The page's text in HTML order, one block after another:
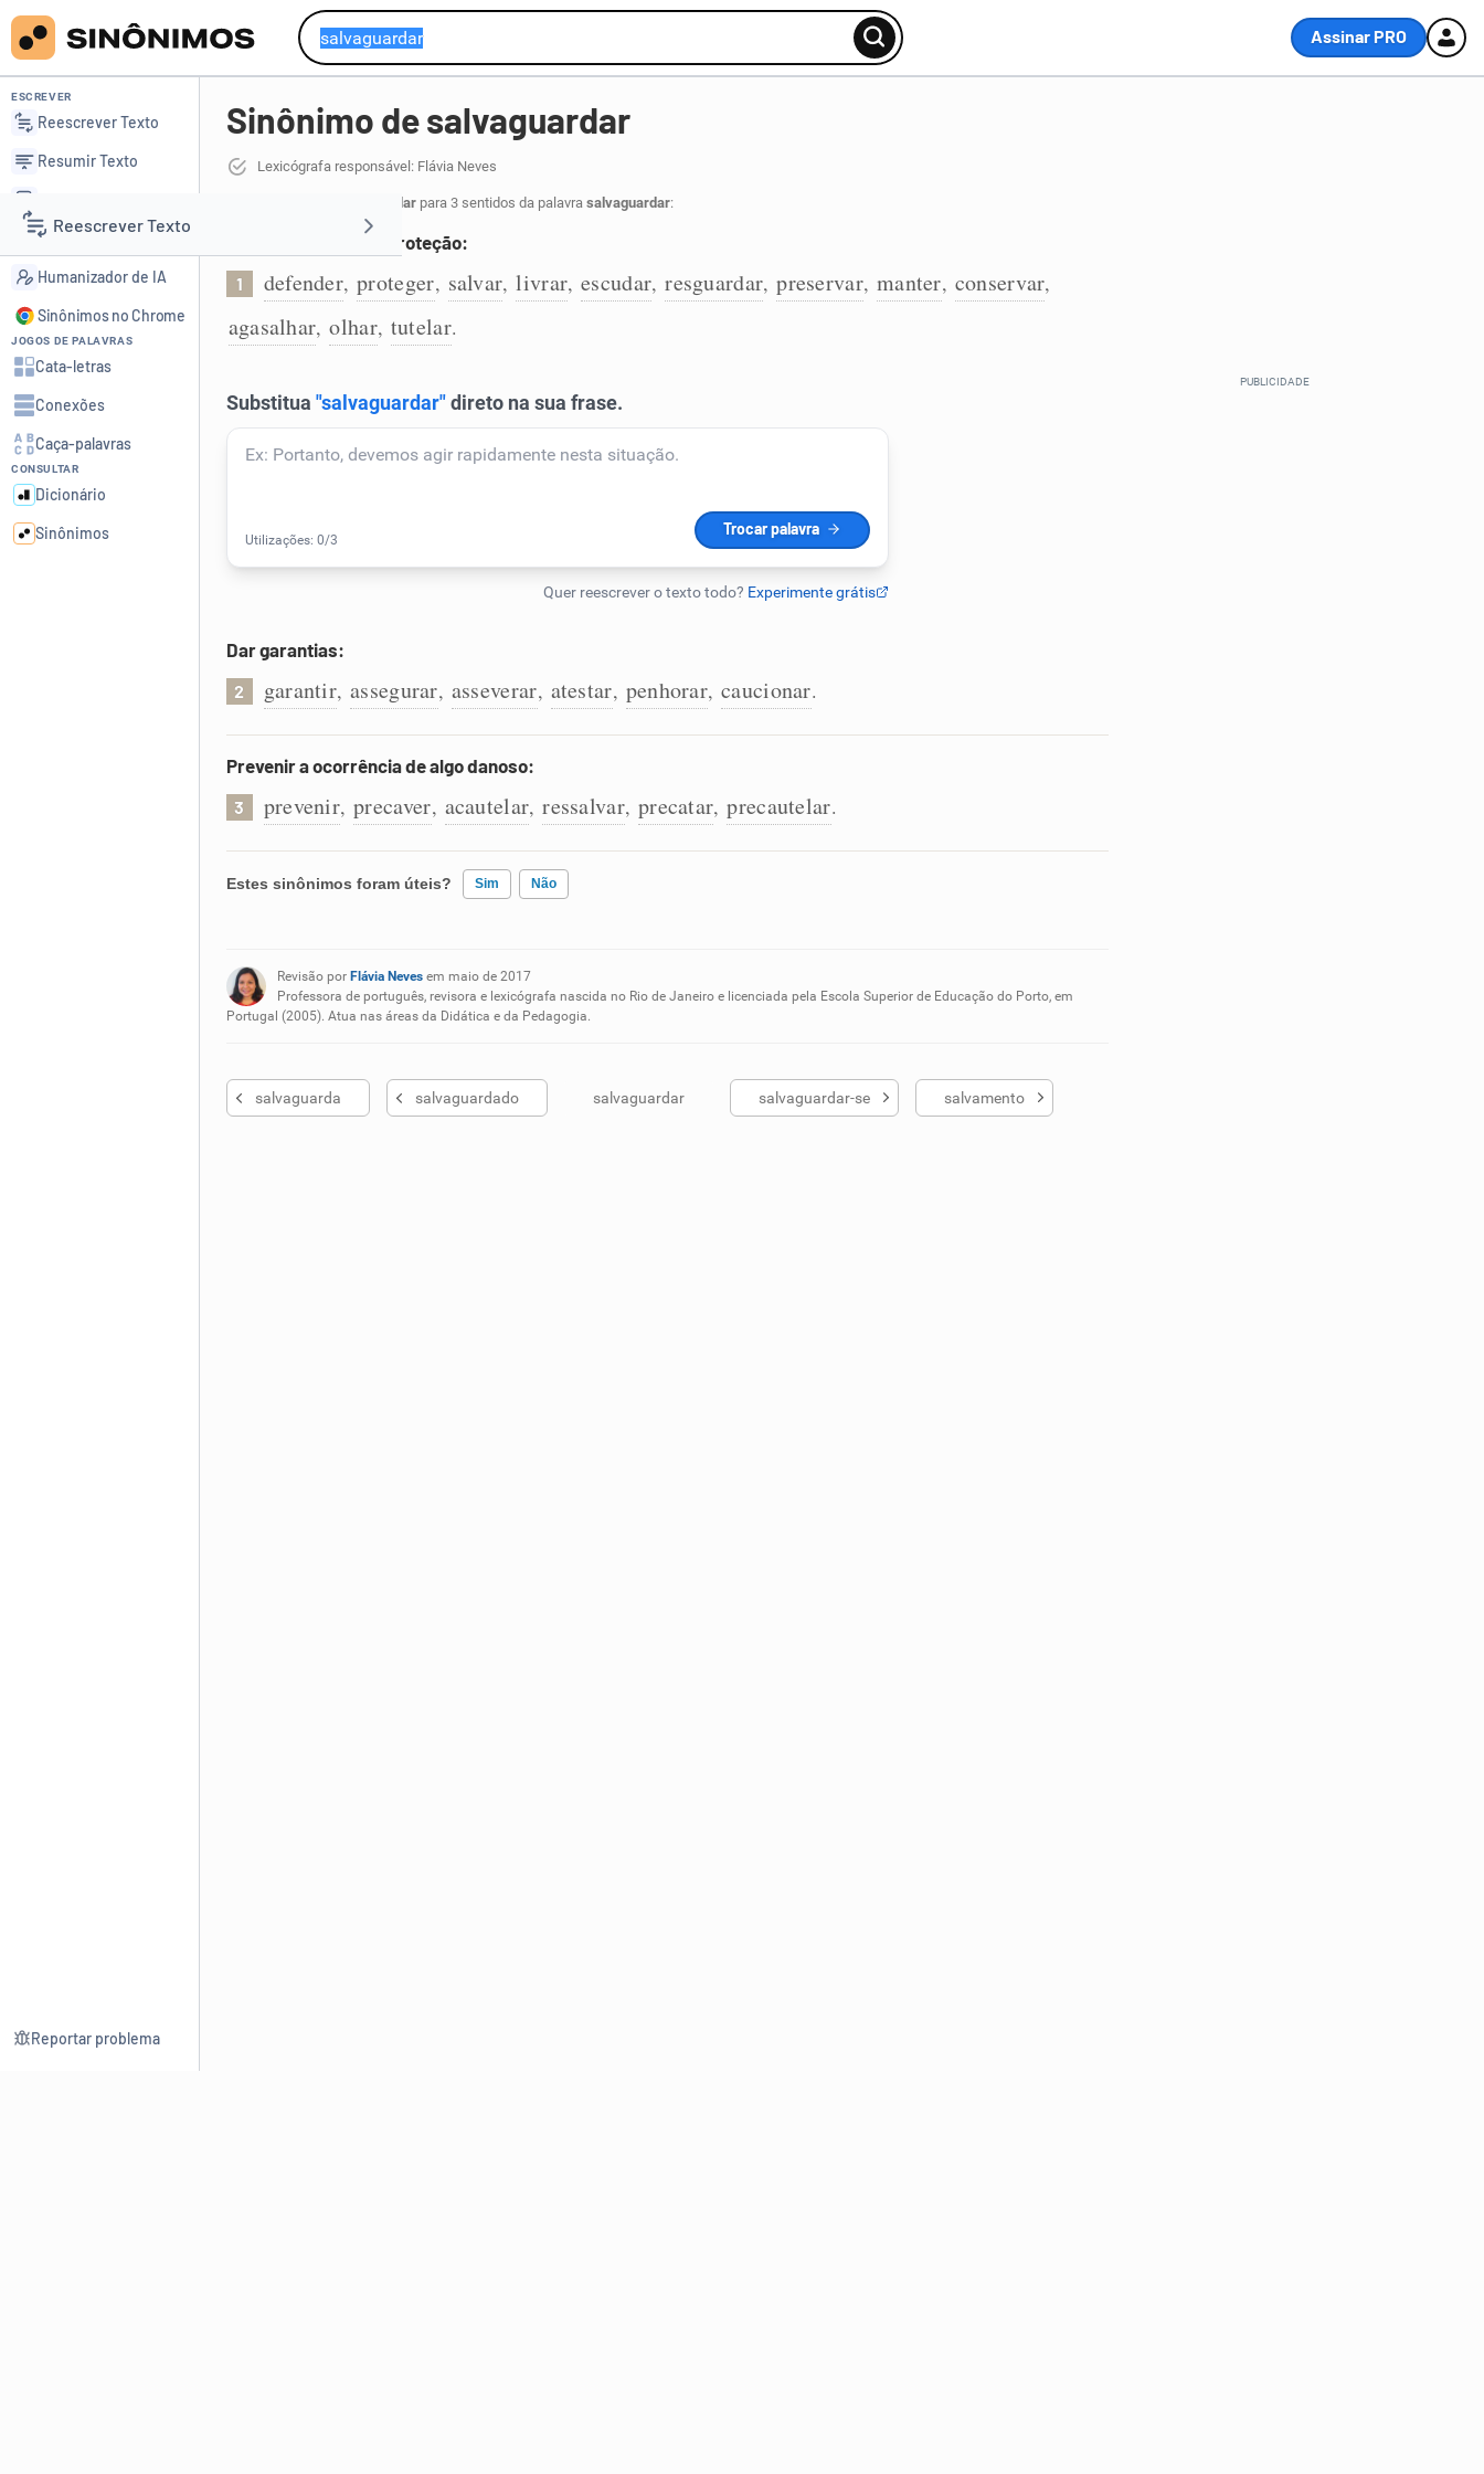
Assinar PRO
Reescrever Texto
Resumir Texto
Corrigir Texto
Detector de IA
Humanizador de IA
ESCREVER
Reescrever Texto
Resumir Texto
Detector de IA
Humanizador de IA
Sinônimos no Chrome
JOGOS DE PALAVRAS
Cata-letras
Conexões
Caça-palavras
CONSULTAR
Dicionário
Sinônimos
Reportar problema
Sinônimo de salvaguardar
Lexicógrafa responsável: Flávia Neves
24 sinônimos de salvaguardarpara 3 sentidos da palavra salvaguardar:
Adotar medidas de proteção:
1 defender, proteger, salvar, livrar, escudar, resguardar, preservar, manter, conservar,
agasalhar, olhar, tutelar.
Dar garantias:
2 garantir, assegurar, asseverar, atestar, penhorar, caucionar.
Prevenir a ocorrência de algo danoso:
3 prevenir, precaver, acautelar, ressalvar, precatar, precautelar.
Estes sinônimos foram úteis? Sim Não
Nenhum dos sinônimos apresentados me ajudou
Revisão por Flávia Nevesem maio de 2017
Professora de português, revisora e lexicógrafa nascida no Rio de Janeiro e licenciada pela Escola Superior de Educação do Porto, em
Portugal (2005). Atua nas áreas da Didática e da Pedagogia.
salvaguarda salvaguardado salvaguardar salvaguardar-se salvamento